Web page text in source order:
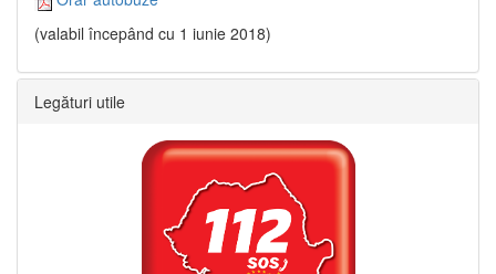
(valabil începând cu 1 iunie 2018)
Legături utile